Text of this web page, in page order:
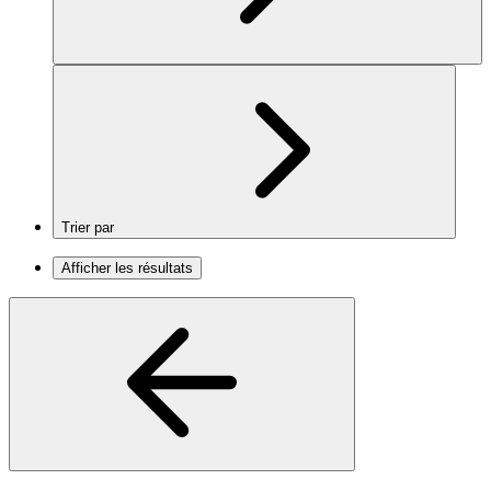
Trier par
Afficher les résultats